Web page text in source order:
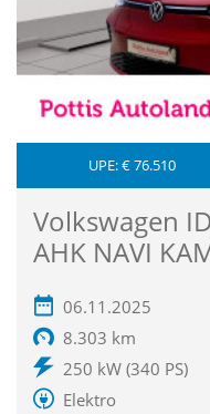
UPE: € 76.510
Volkswagen
AHK NAVI
06.11.2025
8.303 km
250 kW (340 PS)
Elektro